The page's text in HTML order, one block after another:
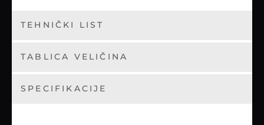
TEHNIČKI LIST
TABLICA VELIČINA
SPECIFIKACIJE